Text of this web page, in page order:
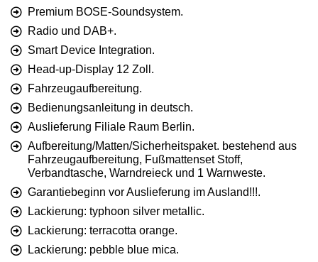
Premium BOSE-Soundsystem.
Radio und DAB+.
Smart Device Integration.
Head-up-Display 12 Zoll.
Fahrzeugaufbereitung.
Bedienungsanleitung in deutsch.
Auslieferung Filiale Raum Berlin.
Aufbereitung/Matten/Sicherheitspaket. bestehend aus
Fahrzeugaufbereitung, Fußmattenset Stoff,
Verbandtasche, Warndreieck und 1 Warnweste.
Garantiebeginn vor Auslieferung im Ausland!!!.
Lackierung: typhoon silver metallic.
Lackierung: terracotta orange.
Lackierung: pebble blue mica.